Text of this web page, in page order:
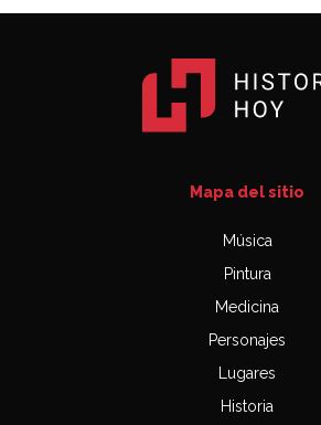
Mapa del sitio
Música
Pintura
Medicina
Personajes
Lugares
Historia